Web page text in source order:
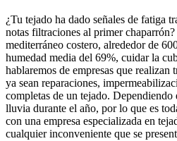
¿Tu tejado ha dado señales de fatiga
notas filtraciones al primer
mediterráneo costero, alrededor de
humedad media del 69%, cuidar la
hablaremos de empresas que realizan
ya sean reparaciones,
completas de un tejado. Dependiendo
lluvia durante el año, por lo que es
con una empresa especializada en
cualquier inconveniente que se